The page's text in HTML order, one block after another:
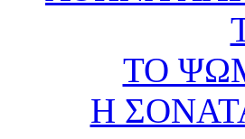
ΤΟ
Η